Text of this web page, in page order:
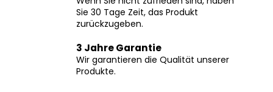
zurückzugeben.
3 Jahre Garantie
Wir garantieren die Qualität unserer
Produkte.